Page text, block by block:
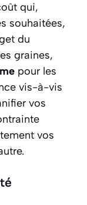
qui,
souhaitées,
du
graines,
pour les
vis-à-vis
vos
vos